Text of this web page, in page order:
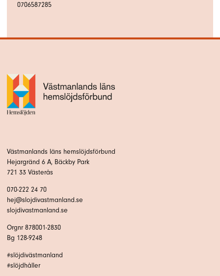
0706587285
Västmanlands läns hemslöjdsförbund
Hejargränd 6 A, Bäckby Park
721 33 Västerås
070-222 24 70
hej@slojdivastmanland.se
slojdivastmanland.se
Orgnr 878001-2830
Bg 128-9248
#slöjdivästmanland
#slöjdhåller